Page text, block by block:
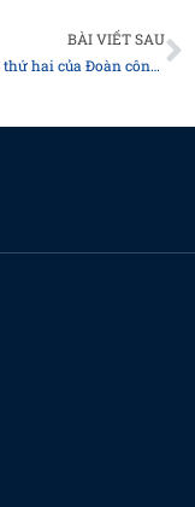
BÀI VIẾT SAU
Thông báo thứ hai của Đoàn công tác Bộ Ngoại giao